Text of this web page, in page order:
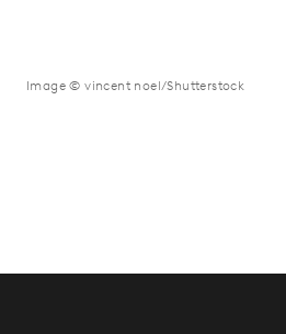
Image © vincent noel/Shutterstock